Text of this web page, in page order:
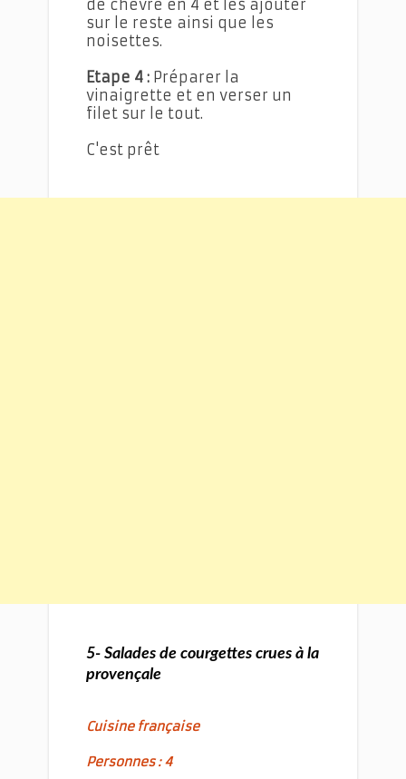
de chèvre en 4 et les ajouter
sur le reste ainsi que les
noisettes.
Etape 4 : Préparer la
vinaigrette et en verser un
filet sur le tout.
C'est prêt
5- Salades de courgettes crues à la
provençale
Cuisine française
Personnes : 4